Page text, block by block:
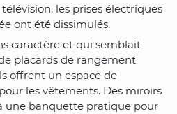
les prises électriques
ont été dissimulés.
caractère et qui semblait
placards de rangement
offrent un espace de
les vêtements. Des miroirs
une banquette pratique pour